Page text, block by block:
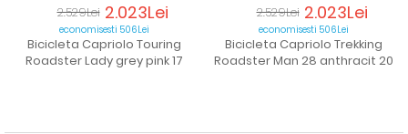
2.529Lei 2.023Lei
economisesti 506Lei
Bicicleta Capriolo Touring
Roadster Lady grey pink 17
2.529Lei 2.023Lei
economisesti 506Lei
Bicicleta Capriolo Trekking
Roadster Man 28 anthracit 20